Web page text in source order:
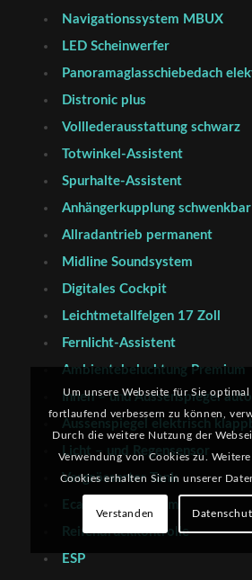
Navigationssystem MBUX
LED Scheinwerfer
Panoramaglasschiebedach
Distronic plus
Volllederausstattung schwarz
Totwinkel-Assistent
Spurhalte-Assistent
Anhängerkupplung schwenkbar
Allradantrieb permanent
Midline Soundsystem
Digitales Cockpit
Leichtmetallfelgen 17 Zoll
Fernlicht-Assistent
Ambientebeluchtung Premium
Innen – und Aussenspiegel
Aussenspiegel elektrisch
Licht – und Regensensor
Vergrösserter Tank
Ecall Notrufsystem
Reifendruckkontrolle
ESP
Um unsere Webseite für Sie
fortlaufend verbessern zu können,
Durch die weitere Nutzung der
Verwendung von Cookies zu.
Cookies erhalten Sie in unserer
Verstanden